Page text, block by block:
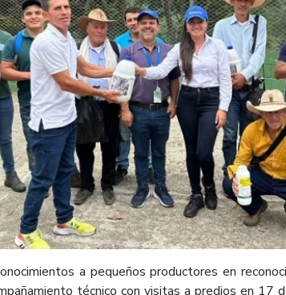
a pequeños productores en
técnico con visitas a predios en